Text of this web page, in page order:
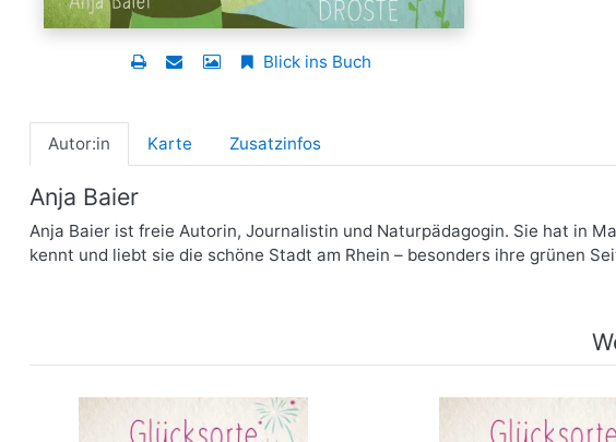
Blick ins Buch
Autor:in Karte Zusatzinfos
Anja Baier
Anja Baier ist freie Autorin, Journalistin und Naturpädagogin. Sie hat in
kennt und liebt sie die schöne Stadt am Rhein – besonders ihre grünen
Glücksorte in Mainz Glücksorte in